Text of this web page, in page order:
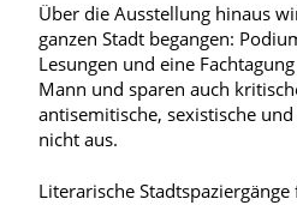
Über die Ausstellung hinaus
ganzen Stadt begangen:
Lesungen und eine
Mann und sparen auch
antisemitische, sexistische
nicht aus.
Literarische